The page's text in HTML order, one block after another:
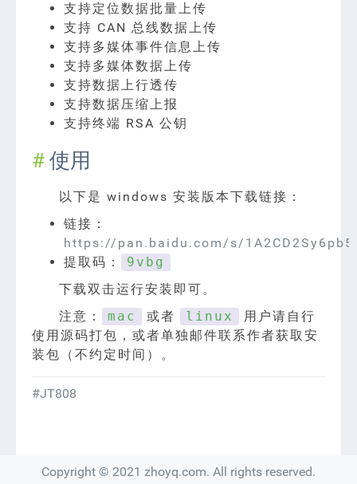
支持定位数据批量上传
支持 CAN 总线数据上传
支持多媒体事件信息上传
支持多媒体数据上传
支持数据上行透传
支持数据压缩上报
支持终端 RSA 公钥
使用
以下是 windows 安装版本下载链接：
链接：
https://pan.baidu.com/s/
提取码：
9vbg
下载双击运行安装即可。
注意：
mac 或者 linux
用户请自行
使用源码打包，或者单独邮件联系作者获取安
装包（不约定时间）。
#JT808
Copyright © 2021 zhoyq.com. All rights reserved.